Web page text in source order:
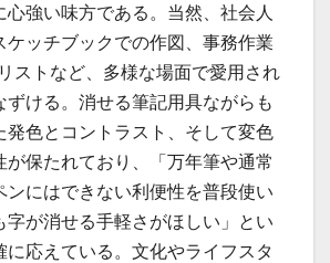
心強い味方である。当然、社会人
ケッチブックでの作図、事務作業
ストなど、多様な場面で愛用され
ずける。消せる筆記用具ながらも
発色とコントラスト、そして変色
が保たれており、「万年筆や通常
ンにはできない利便性を普段使い
字が消せる手軽さがほしい」とい
に応えている。文化やライフスタ